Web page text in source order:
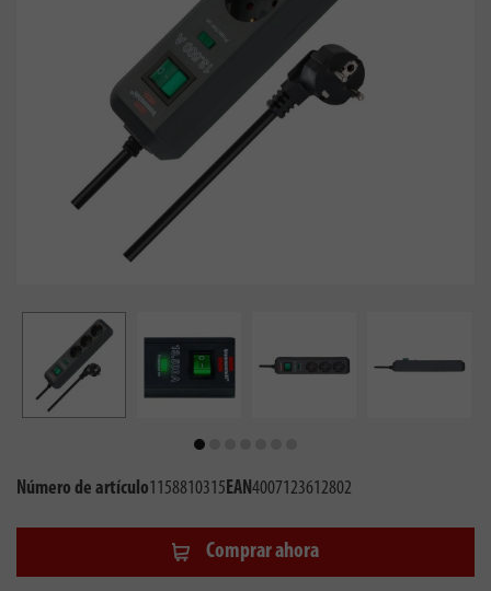
Número de artículo1158810315EAN4007123612802
Comprar ahora